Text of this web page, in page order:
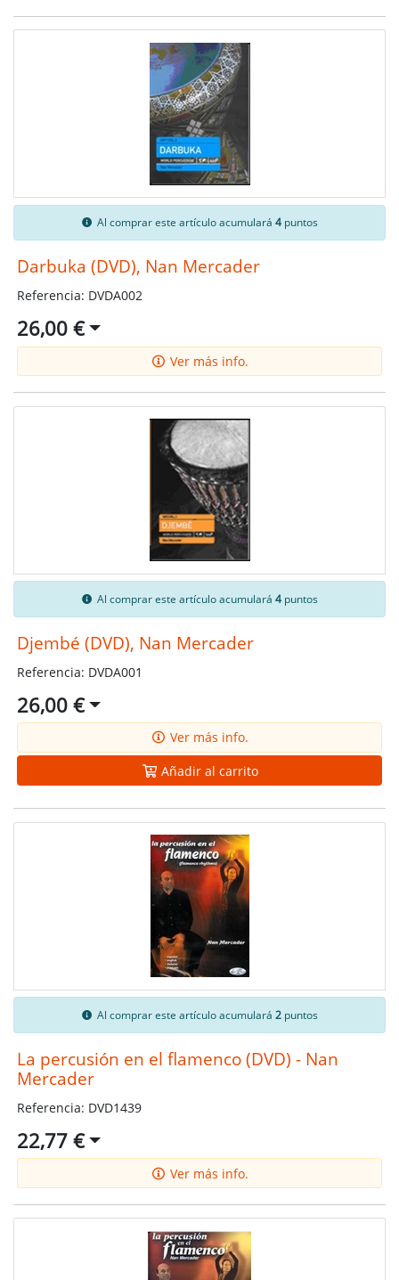
Al comprar este artículo acumulará 4puntos
Darbuka (DVD), Nan Mercader
Referencia: DVDA002
26,00 €
Ver más info.
Al comprar este artículo acumulará 4puntos
Djembé (DVD), Nan Mercader
Referencia: DVDA001
26,00 €
Ver más info.
Añadir al carrito
Al comprar este artículo acumulará 2puntos
La percusión en el flamenco (DVD) - Nan
Mercader
Referencia: DVD1439
22,77 €
Ver más info.